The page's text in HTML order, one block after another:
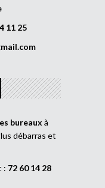
11 25
bureaux à
débarras et
: 72 60 14 28